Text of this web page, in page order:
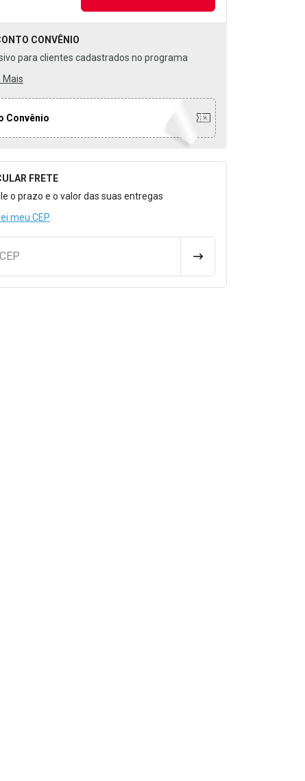
CONVÊNIO
para clientes cadastrados no programa
Mais
Convênio
para Calcular o Frete
FRETE
o prazo e o valor das suas entregas
meu CEP
CALCULAR FRETE